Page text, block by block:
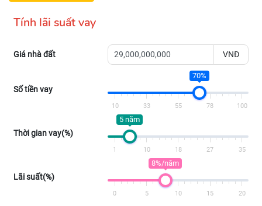
Tính lãi suất vay
Giá nhà đất VNĐ
Số tiền vay
70%
10 33 55 78 100
Thời gian vay(%)
5 năm
1 10 18 27 35
Lãi suất(%)
8%/năm
0 5 10 15 20